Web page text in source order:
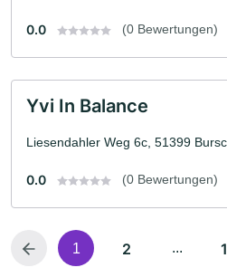
0.0 (0 Bewertungen)
Yvi In Balance
Liesendahler Weg 6c, 51399
0.0 (0 Bewertungen)
1 2 ...